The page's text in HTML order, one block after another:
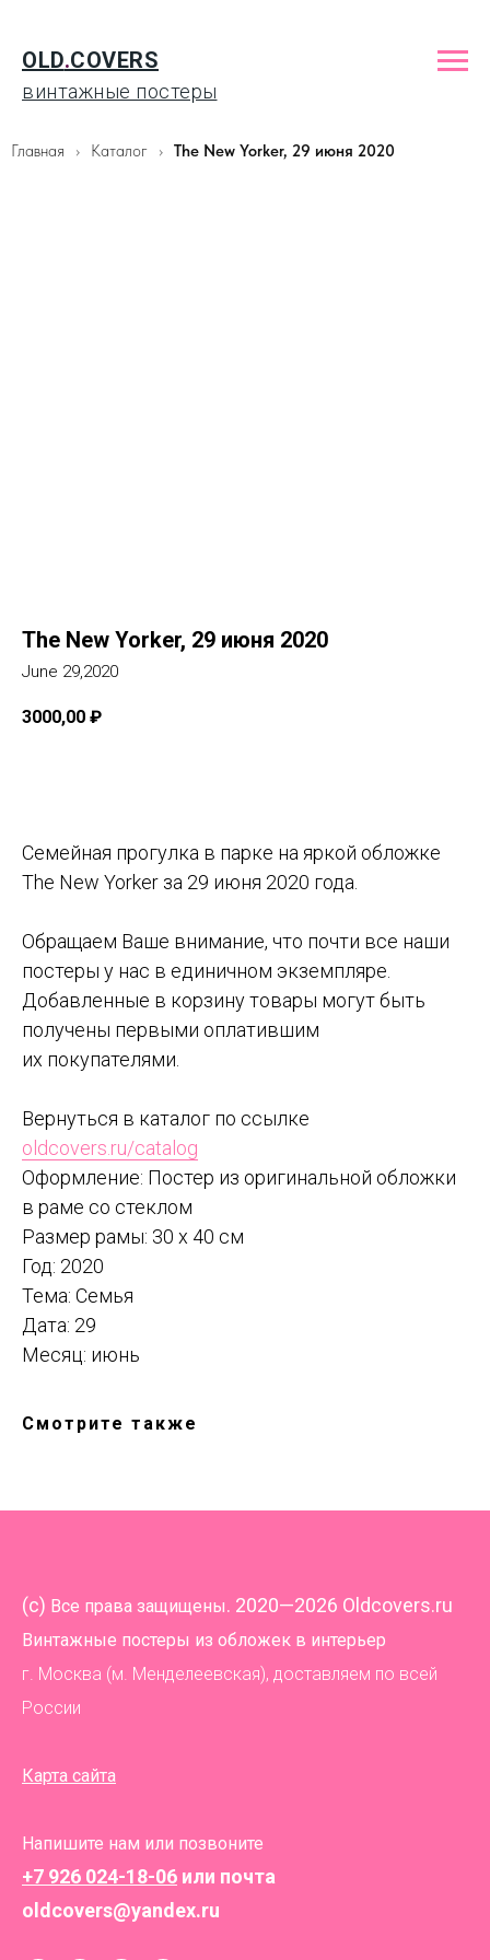
OLD.COVERS
винтажные постеры
Главная Каталог The New Yorker, 29 июня 2020
The New Yorker, 29 июня 2020
June 29,2020
3000,00 ₽
Семейная прогулка в парке на яркой обложке
The New Yorker за 29 июня 2020 года.
Обращаем Ваше внимание, что почти все наши
постеры у нас в единичном экземпляре.
Добавленные в корзину товары могут быть
получены первыми оплатившим
их покупателями.
Вернуться в каталог по ссылке
oldcovers.ru/catalog
Оформление: Постер из оригинальной обложки
в раме со стеклом
Размер рамы: 30 x 40 см
Год: 2020
Тема: Семья
Дата: 29
Месяц: июнь
Смотрите также
(c) Все права защищены. 2020—2026 Oldcovers.ru
Винтажные постеры из обложек в интерьер
г. Москва (м. Менделеевская), доставляем по всей
России
Карта сайта
Напишите нам или позвоните
+7 926 024-18-06 или почта
oldcovers@yandex.ru